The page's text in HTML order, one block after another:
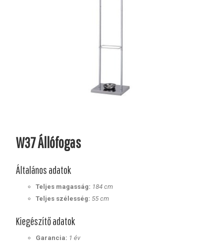
W37 Állófogas
Általános adatok
Teljes magasság: 184 cm
Teljes szélesség: 55 cm
Kiegészítő adatok
Garancia: 1 év